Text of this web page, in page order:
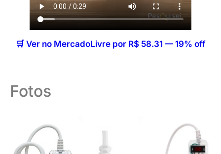
🛒 Ver no MercadoLivre por R$ 58.31 — 19% off
Fotos